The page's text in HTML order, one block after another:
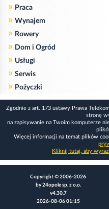
» Praca
» Wynajem
» Rowery
» Dom i Ogród
» Usługi
» Serwis
» Pożyczki
Zgodnie z art. 173 ustawy Prawa
stronę
na zapisywanie na Twoim komputerze
Więcej informacji na temat plików
Kliknij tutaj, aby
Copyright © 2006-2026
by 24opole sp. z o.o.
v4.30.7
2026-08-06 01:15